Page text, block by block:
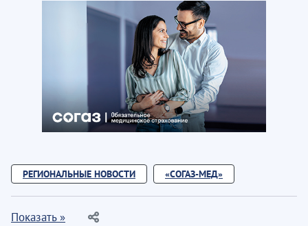
РЕГИОНАЛЬНЫЕ НОВОСТИ «СОГАЗ-МЕД»
Показать »